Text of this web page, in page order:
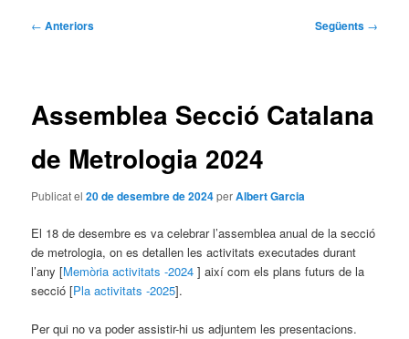
Navegació
← Anteriors Següents →
Assemblea Secció Catalana
de Metrologia 2024
Publicat el20 de desembre de 2024perAlbert Garcia
El 18 de desembre es va celebrar l’assemblea anual de la secció
de metrologia, on es detallen les activitats executades durant
l’any [Memòria activitats -2024 ] així com els plans futurs de la
secció [Pla activitats -2025].
Per qui no va poder assistir-hi us adjuntem les presentacions.